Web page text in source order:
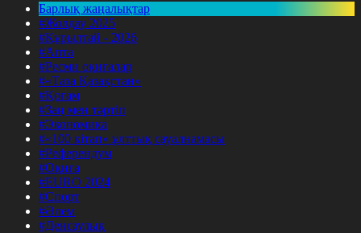
Барлық жаңалықтар
#Жолдау 2025
#Құрылтай - 2026
#Апта
#Ресми оқиғалар
#«Таза Қазақстан»
#Қоғам
#Заң мен тәртіп
#Экономика
#«100 кітап» ұлттық сауалнамасы
#Референдум
#Оқиға
#EURO 2024
#Спорт
#Әлем
#Денсаулық